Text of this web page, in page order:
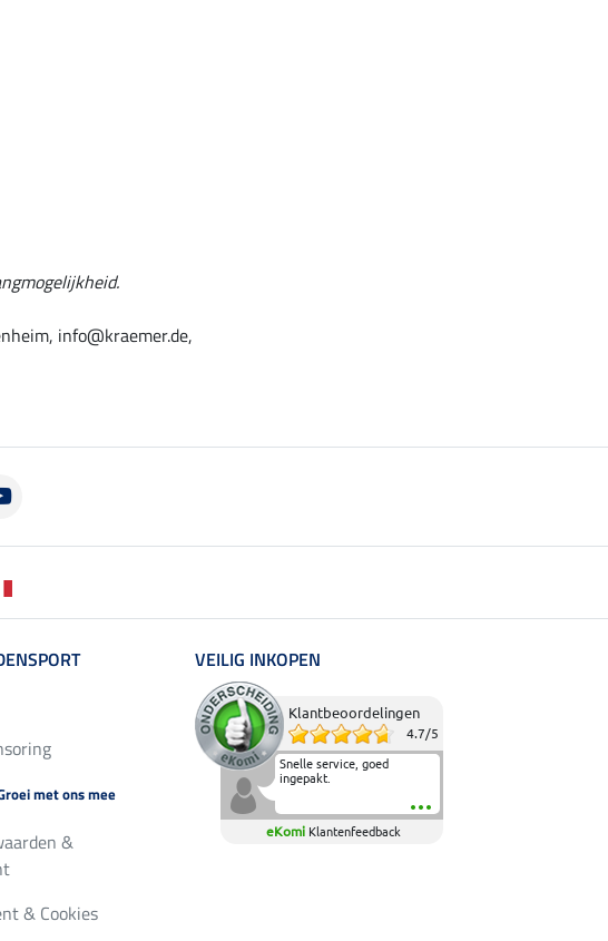
info@kraemer.de,
met ons mee
&
& Cookies
VEILIG INKOPEN
Klantbeoordelingen
4.7/5
Snelle service, goed
ingepakt.
eKomi Klantenfeedback